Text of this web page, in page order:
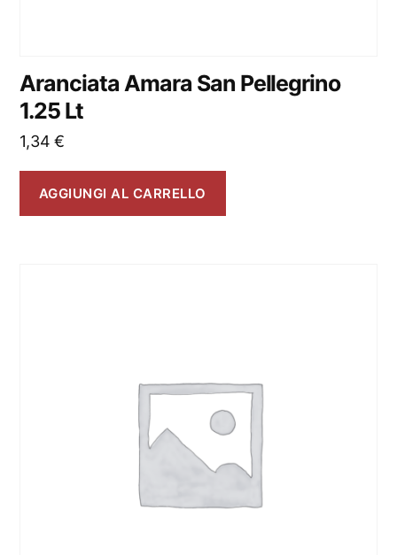
Aranciata Amara San Pellegrino
1.25 Lt
1,34€
AGGIUNGI AL CARRELLO